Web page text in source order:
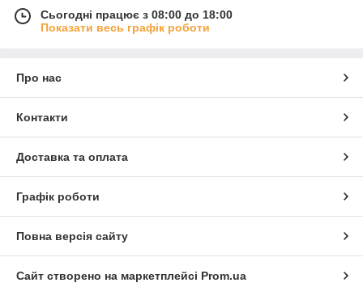
Сьогодні працює з 08:00 до 18:00
Показати весь графік роботи
Про нас
Контакти
Доставка та оплата
Графік роботи
Повна версія сайту
Сайт створено на маркетплейсі Prom.ua